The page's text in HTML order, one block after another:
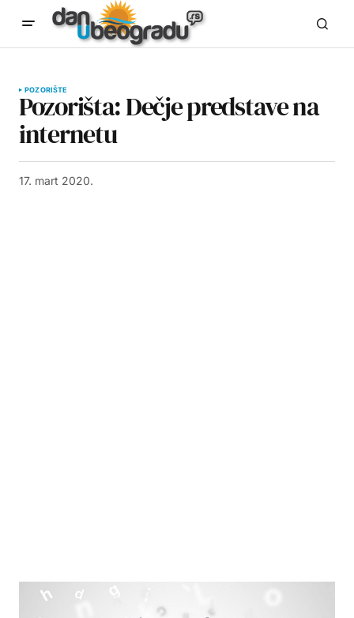
POZORIŠTE
Pozorišta: Dečje predstave na
internetu
17. mart 2020.